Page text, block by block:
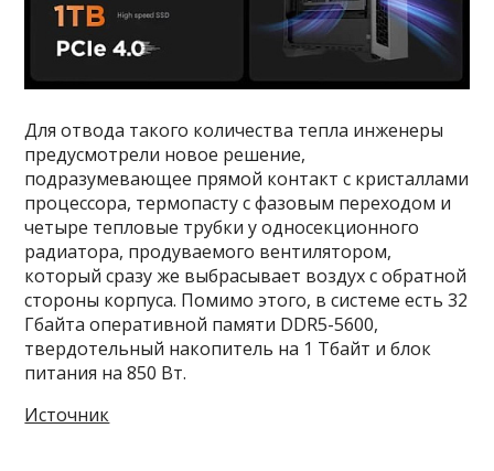
Для отвода такого количества тепла инженеры
предусмотрели новое решение,
подразумевающее прямой контакт с кристаллами
процессора, термопасту с фазовым переходом и
четыре тепловые трубки у односекционного
радиатора, продуваемого вентилятором,
который сразу же выбрасывает воздух с обратной
стороны корпуса. Помимо этого, в системе есть 32
Гбайта оперативной памяти DDR5-5600,
твердотельный накопитель на 1 Тбайт и блок
питания на 850 Вт.
Источник